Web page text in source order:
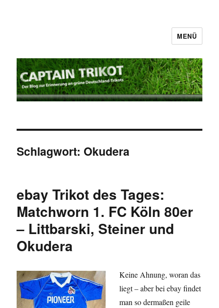
MENÜ
Schlagwort: Okudera
ebay Trikot des Tages:
Matchworn 1. FC Köln 80er
– Littbarski, Steiner und
Okudera
Keine Ahnung, woran das
liegt – aber bei ebay findet
man so dermaßen geile